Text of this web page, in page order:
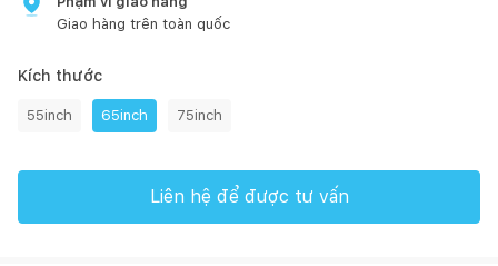
Giao hàng trên toàn quốc
Kích thước
55inch 65inch 75inch
Liên hệ để được tư vấn